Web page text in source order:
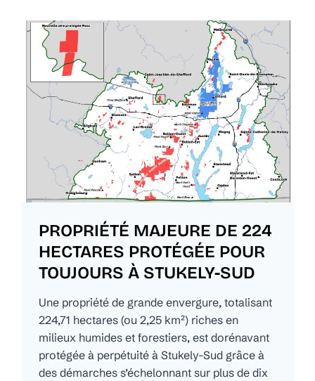
PROPRIÉTÉ MAJEURE DE 224
HECTARES PROTÉGÉE POUR
TOUJOURS À STUKELY-SUD
Une propriété de grande envergure, totalisant
224,71 hectares (ou 2,25 km²) riches en
milieux humides et forestiers, est dorénavant
protégée à perpétuité à Stukely-Sud grâce à
des démarches s’échelonnant sur plus de dix